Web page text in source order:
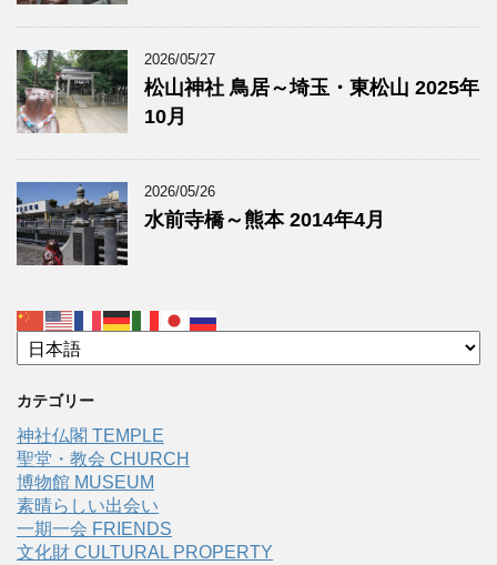
2026/05/27
松山神社 鳥居～埼玉・東松山 2025年
10月
2026/05/26
水前寺橋～熊本 2014年4月
カテゴリー
神社仏閣 TEMPLE
聖堂・教会 CHURCH
博物館 MUSEUM
素晴らしい出会い
一期一会 FRIENDS
文化財 CULTURAL PROPERTY